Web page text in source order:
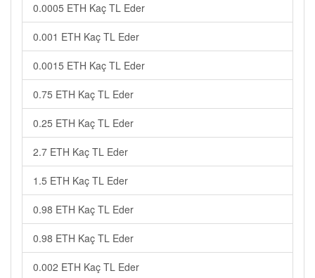
0.0005 ETH Kaç TL Eder
0.001 ETH Kaç TL Eder
0.0015 ETH Kaç TL Eder
0.75 ETH Kaç TL Eder
0.25 ETH Kaç TL Eder
2.7 ETH Kaç TL Eder
1.5 ETH Kaç TL Eder
0.98 ETH Kaç TL Eder
0.98 ETH Kaç TL Eder
0.002 ETH Kaç TL Eder